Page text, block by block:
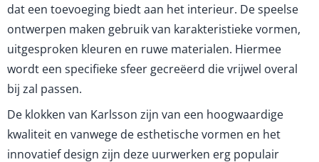
dat een toevoeging biedt aan het interieur. De speelse
ontwerpen maken gebruik van karakteristieke vormen,
uitgesproken kleuren en ruwe materialen. Hiermee
wordt een specifieke sfeer gecreëerd die vrijwel overal
bij zal passen.
De klokken van Karlsson zijn van een hoogwaardige
kwaliteit en vanwege de esthetische vormen en het
innovatief design zijn deze uurwerken erg populair